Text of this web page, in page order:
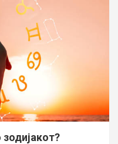
зодијакот?